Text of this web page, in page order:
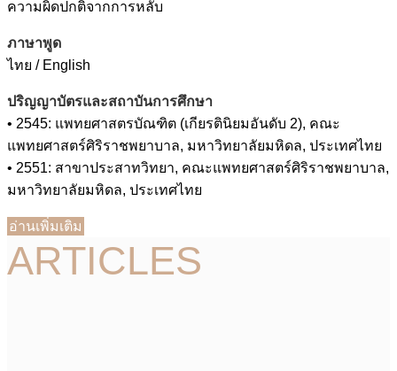
ความผิดปกติจากการหลับ
ภาษาพูด
ไทย / English
ปริญญาบัตรและสถาบันการศึกษา
• 2545: แพทยศาสตรบัณฑิต (เกียรตินิยมอันดับ 2), คณะ
แพทยศาสตร์ศิริราชพยาบาล, มหาวิทยาลัยมหิดล, ประเทศไทย
• 2551: สาขาประสาทวิทยา, คณะแพทยศาสตร์ศิริราชพยาบาล,
มหาวิทยาลัยมหิดล, ประเทศไทย
อ่านเพิ่มเติม
ARTICLES